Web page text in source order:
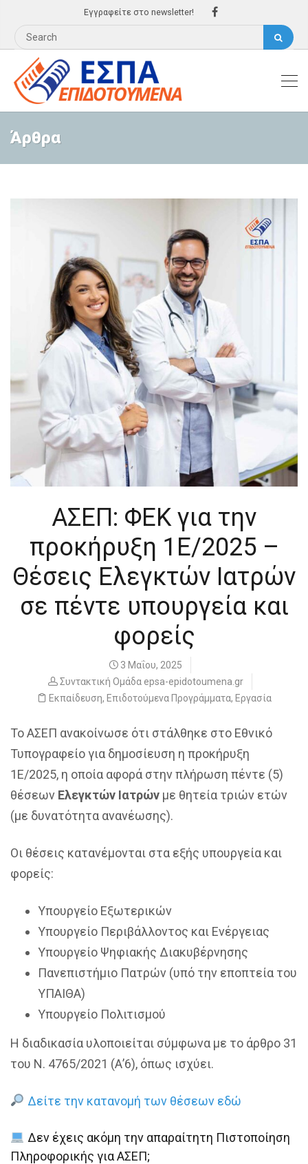
Εγγραφείτε στο newsletter!
Άρθρα
ΑΣΕΠ: ΦΕΚ για την
προκήρυξη 1Ε/2025 –
Θέσεις Ελεγκτών Ιατρών
σε πέντε υπουργεία και
φορείς
3 Μαΐου, 2025
Συντακτική Ομάδα epsa-epidotoumena.gr
Εκπαίδευση, Επιδοτούμενα Προγράμματα, Εργασία
Το ΑΣΕΠ ανακοίνωσε ότι στάλθηκε στο Εθνικό
Τυπογραφείο για δημοσίευση η προκήρυξη
1Ε/2025, η οποία αφορά στην πλήρωση πέντε (5)
θέσεων Ελεγκτών Ιατρών με θητεία τριών ετών
(με δυνατότητα ανανέωσης).
Οι θέσεις κατανέμονται στα εξής υπουργεία και
φορείς:
Υπουργείο Εξωτερικών
Υπουργείο Περιβάλλοντος και Ενέργειας
Υπουργείο Ψηφιακής Διακυβέρνησης
Πανεπιστήμιο Πατρών (υπό την εποπτεία του
ΥΠΑΙΘΑ)
Υπουργείο Πολιτισμού
Η διαδικασία υλοποιείται σύμφωνα με το άρθρο 31
του Ν. 4765/2021 (Α’6), όπως ισχύει.
Δείτε την κατανομή των θέσεων εδώ
Δεν έχεις ακόμη την απαραίτητη Πιστοποίηση
Πληροφορικής για ΑΣΕΠ;